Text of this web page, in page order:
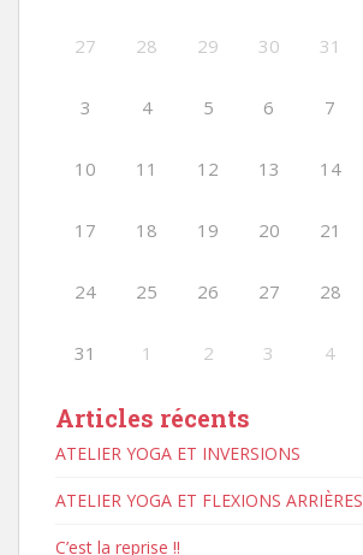
27 28 29 30 31
3 4 5 6 7
10 11 12 13 14
17 18 19 20 21
24 25 26 27 28
31 1 2 3 4
Articles récents
ATELIER YOGA ET INVERSIONS
ATELIER YOGA ET FLEXIONS ARRIÈRES
C’est la reprise !!